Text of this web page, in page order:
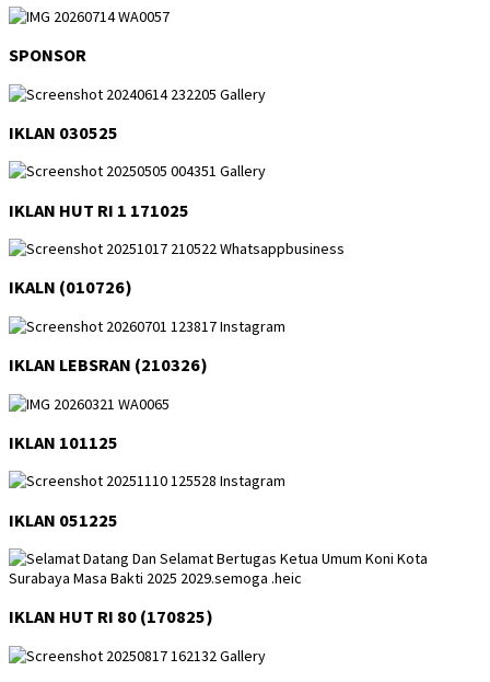
SPONSOR
IKLAN 030525
IKLAN HUT RI 1 171025
IKALN (010726)
IKLAN LEBSRAN (210326)
IKLAN 101125
IKLAN 051225
IKLAN HUT RI 80 (170825)